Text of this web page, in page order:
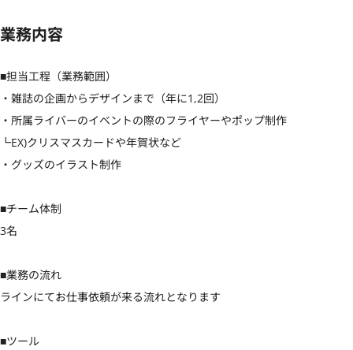
業務内容
■担当工程（業務範囲）
・雑誌の企画からデザインまで（年に1,2回）
・所属ライバーのイベントの際のフライヤーやポップ制作
┗EX)クリスマスカードや年賀状など
・グッズのイラスト制作
■チーム体制
3名
■業務の流れ
ラインにてお仕事依頼が来る流れとなります
■ツール